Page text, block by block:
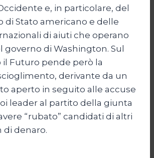
e, in particolare, del
di Stato americano e delle
di aiuti che operano
governo di Washington. Sul
il Futuro pende però la
derivante da un
aperto in seguito alle accuse
leader al partito della giunta
“rubato” candidati di altri
di denaro.